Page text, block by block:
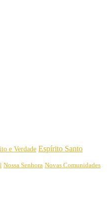
e Verdade Espírito Santo
Nossa Senhora Novas Comunidades